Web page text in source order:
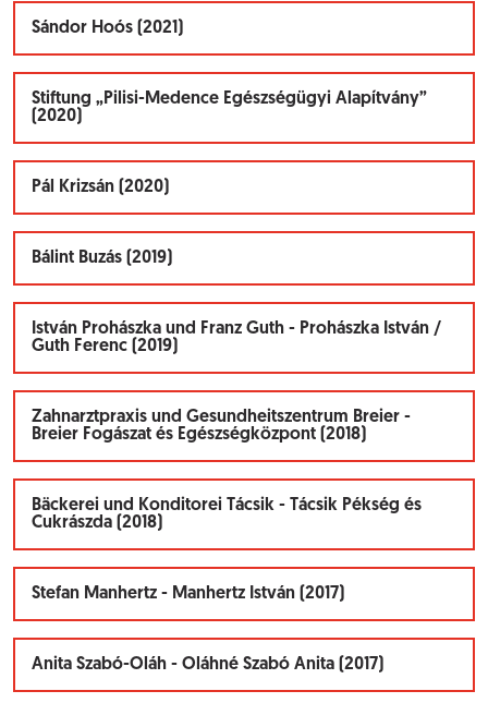
Sándor Hoós (2021)
Stiftung „Pilisi-Medence Egészségügyi Alapítvány”
(2020)
Pál Krizsán (2020)
Bálint Buzás (2019)
István Prohászka und Franz Guth - Prohászka István /
Guth Ferenc (2019)
Zahnarztpraxis und Gesundheitszentrum Breier -
Breier Fogászat és Egészségközpont (2018)
Bäckerei und Konditorei Tácsik - Tácsik Pékség és
Cukrászda (2018)
Stefan Manhertz - Manhertz István (2017)
Anita Szabó-Oláh - Oláhné Szabó Anita (2017)